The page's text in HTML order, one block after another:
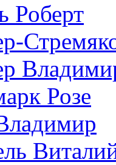
Роберт
Розe